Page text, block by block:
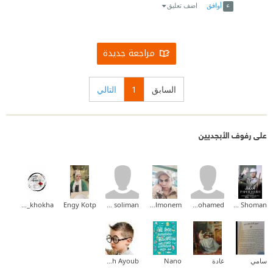
أوافق اضف تعليق
مراجعة جديدة
السابق 1 التالي
على رفوف الأبجديين
Ayman Shoman
amr mohamed
Waled Abd Elmonem
waleed soliman
Engy Kotp
coffee_with_khokha
سامي غادة Nano
Abdallah Ayoub